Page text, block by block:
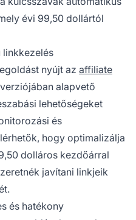
évi 99,50 dollártól
linkkezelés
nyújt az affiliate
alapvető
lehetőségeket
és
hogy optimalizálja
dolláros kezdőárral
javítani linkjeik
és hatékony